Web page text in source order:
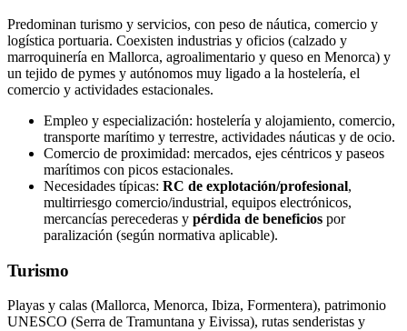
Predominan turismo y servicios, con peso de náutica, comercio y
logística portuaria. Coexisten industrias y oficios (calzado y
marroquinería en Mallorca, agroalimentario y queso en Menorca) y
un tejido de pymes y autónomos muy ligado a la hostelería, el
comercio y actividades estacionales.
Empleo y especialización: hostelería y alojamiento, comercio,
transporte marítimo y terrestre, actividades náuticas y de ocio.
Comercio de proximidad: mercados, ejes céntricos y paseos
marítimos con picos estacionales.
Necesidades típicas: RC de explotación/profesional,
multirriesgo comercio/industrial, equipos electrónicos,
mercancías perecederas y pérdida de beneficios por
paralización (según normativa aplicable).
Turismo
Playas y calas (Mallorca, Menorca, Ibiza, Formentera), patrimonio
UNESCO (Serra de Tramuntana y Eivissa), rutas senderistas y